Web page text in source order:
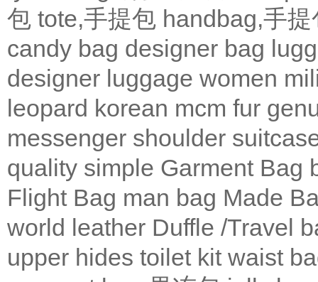
包 tote,手提包 handbag,手提
candy bag designer bag
designer luggage women
leopard korean mcm fur
messenger shoulder
quality simple Garment Bag
Flight Bag man bag Made
world leather Duffle /Travel
upper hides toilet kit waist